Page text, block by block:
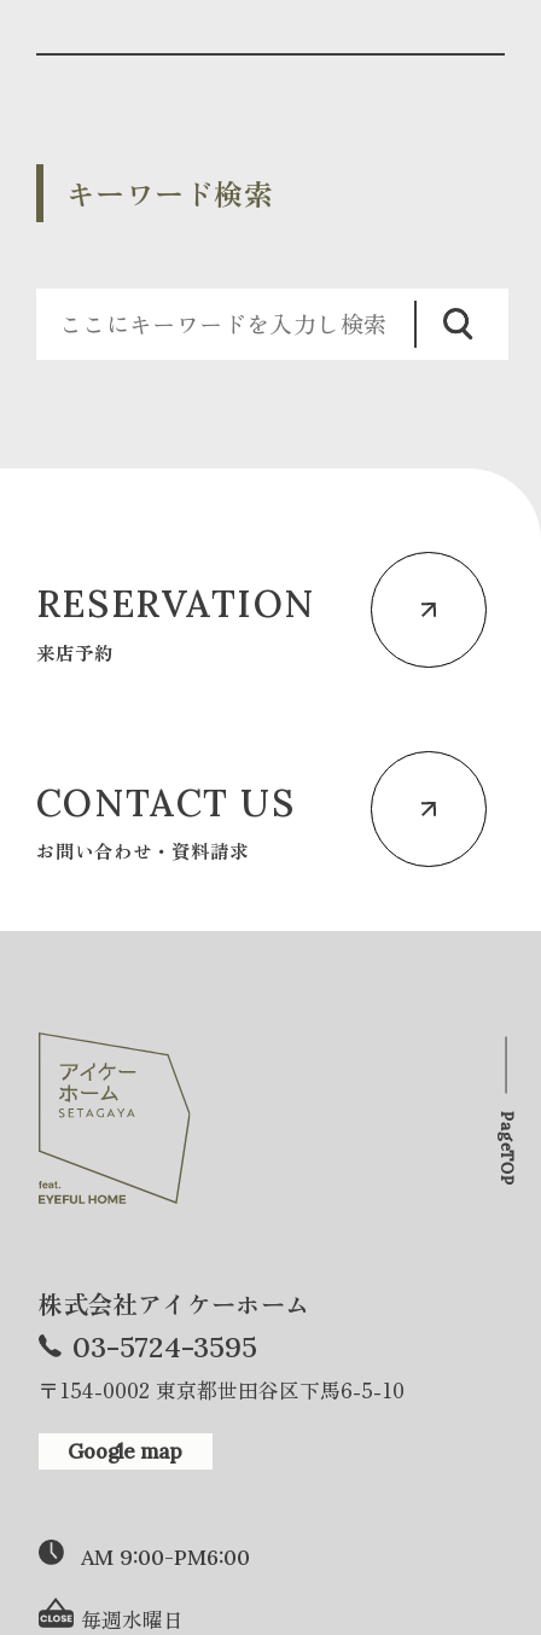
キーワード検索
RESERVATION
来店予約
CONTACT US
お問い合わせ・資料請求
株式会社アイケーホーム
03-5724-3595
〒154-0002 東京都世田谷区下馬6-5-10
Google map
AM 9:00-PM6:00
毎週水曜日
PageTOP